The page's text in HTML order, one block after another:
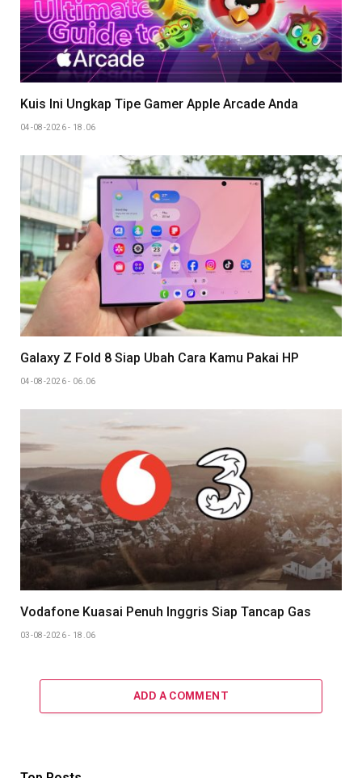
Kuis Ini Ungkap Tipe Gamer Apple Arcade Anda
04-08-2026 - 18.06
Galaxy Z Fold 8 Siap Ubah Cara Kamu Pakai HP
04-08-2026 - 06.06
Vodafone Kuasai Penuh Inggris Siap Tancap Gas
03-08-2026 - 18.06
ADD A COMMENT